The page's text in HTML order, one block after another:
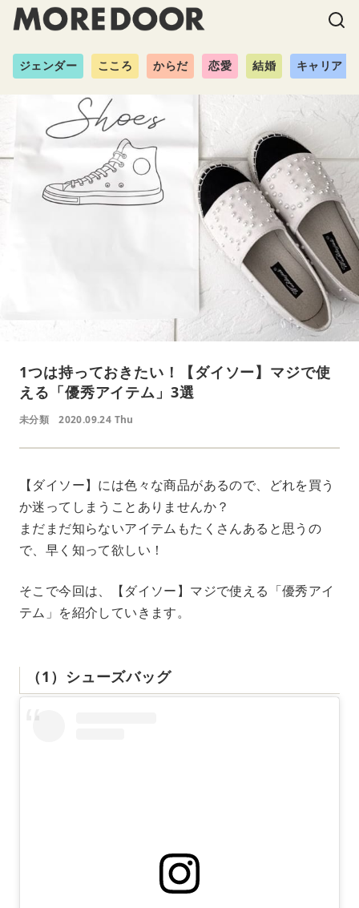
ジェンダー こころ からだ 恋愛 結婚 キャリア
1つは持っておきたい！【ダイソー】マジで使
える「優秀アイテム」3選
未分類 2020.09.24 Thu
【ダイソー】には色々な商品があるので、どれを買う
か迷ってしまうことありませんか？
まだまだ知らないアイテムもたくさんあると思うの
で、早く知って欲しい！
そこで今回は、【ダイソー】マジで使える「優秀アイ
テム」を紹介していきます。
（1）シューズバッグ